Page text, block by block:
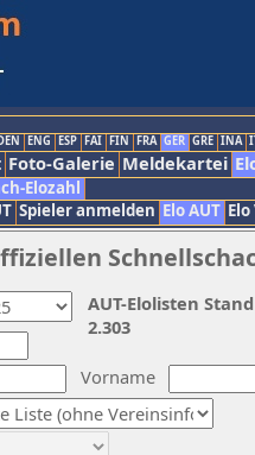
ENG ESP FAI FIN FRA GER GRE INA
Foto-Galerie Meldekartei
Elozahl
Spieler anmelden Elo AUT
Vorname
AUT-Elolisten
2.303